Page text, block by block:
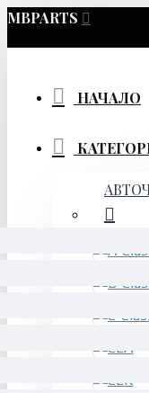
MBPARTS
НАЧАЛО